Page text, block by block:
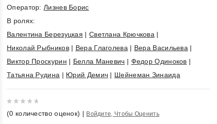
Оператор:Лизнев Борис
В ролях:
Валентина Березуцкая | Светлана Крючкова |
Николай Рыбников| Вера Глаголева | Вера Васильева |
Виктор Проскурин | Белла Маневич | Федор Одиноков |
Татьяна Рудина | Юрий Демич | Шейнеман Зинаида
out
(0 количество оценок) | Войдите, Чтобы Оценить